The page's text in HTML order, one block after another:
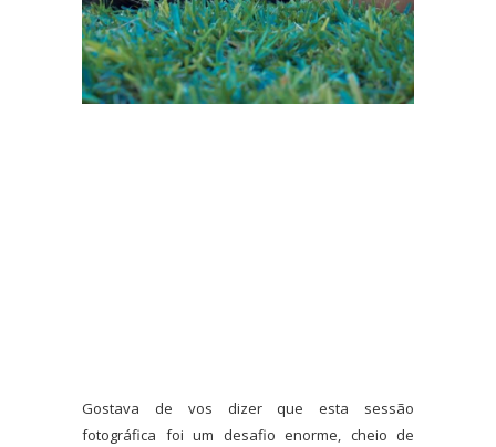
Gostava de vos dizer que esta sessão
fotográfica foi um desafio enorme, cheio de